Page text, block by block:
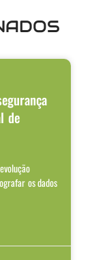
de
os dados